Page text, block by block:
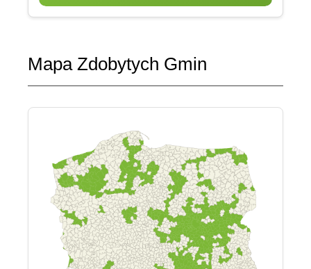
Mapa Zdobytych Gmin